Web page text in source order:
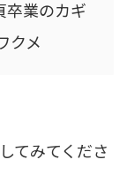
卒業のカギ
クメ
てみてくださ